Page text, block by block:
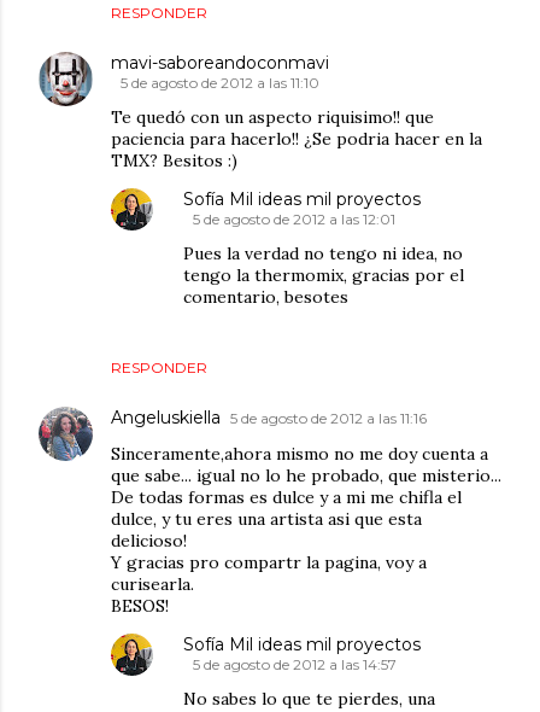
RESPONDER
mavi-saboreandoconmavi
5 de agosto de 2012 a las 11:10
Te quedó con un aspecto riquisimo!! que
paciencia para hacerlo!! ¿Se podria hacer en la
TMX? Besitos :)
RESPONDER
Sofía Mil ideas mil proyectos
5 de agosto de 2012 a las 12:01
Pues la verdad no tengo ni idea, no
tengo la thermomix, gracias por el
comentario, besotes
Angeluskiella 5 de agosto de 2012 a las 11:16
Sinceramente,ahora mismo no me doy cuenta a
que sabe... igual no lo he probado, que misterio...
De todas formas es dulce y a mi me chifla el
dulce, y tu eres una artista asi que esta
delicioso!
Y gracias pro compartr la pagina, voy a
curisearla.
BESOS!
Sofía Mil ideas mil proyectos
5 de agosto de 2012 a las 14:57
No sabes lo que te pierdes, una